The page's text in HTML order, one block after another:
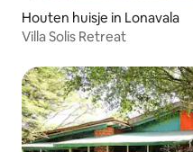
Houten huisje in Lonavala
Villa Solis Retreat